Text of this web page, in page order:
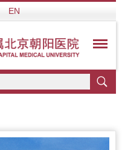
EN